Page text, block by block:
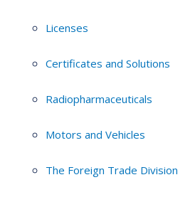
Licenses
Certificates and Solutions
Radiopharmaceuticals
Motors and Vehicles
The Foreign Trade Division